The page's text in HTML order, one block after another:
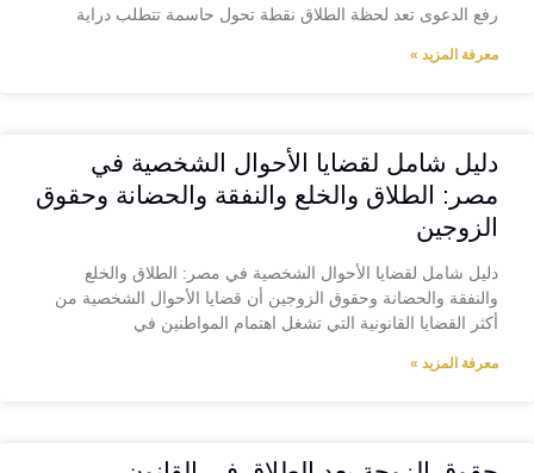
رفع الدعوى تعد لحظة الطلاق نقطة تحول حاسمة تتطلب دراية
معرفة المزيد »
دليل شامل لقضايا الأحوال الشخصية في
مصر: الطلاق والخلع والنفقة والحضانة وحقوق
الزوجين
دليل شامل لقضايا الأحوال الشخصية في مصر: الطلاق والخلع
والنفقة والحضانة وحقوق الزوجين أن قضايا الأحوال الشخصية من
أكثر القضايا القانونية التي تشغل اهتمام المواطنين في
معرفة المزيد »